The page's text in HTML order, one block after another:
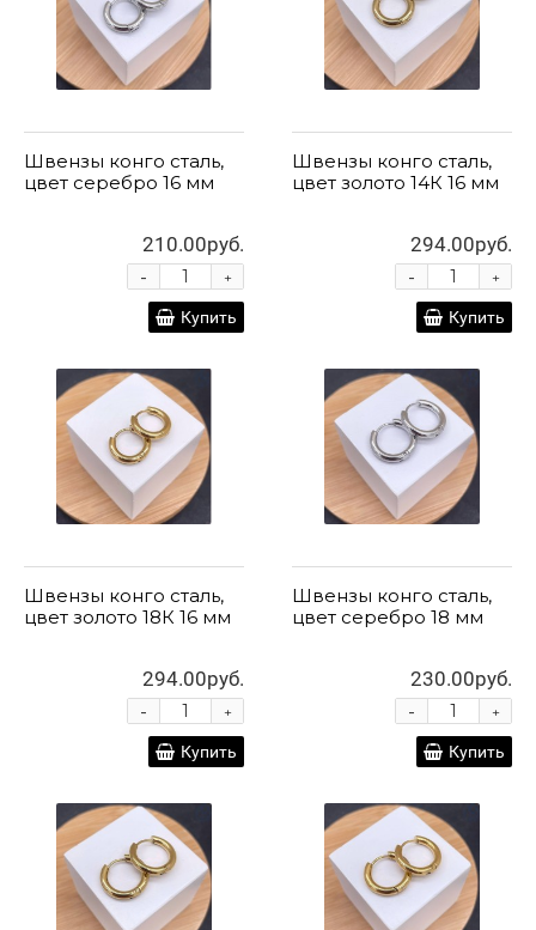
Швензы конго сталь,
цвет серебро 16 мм
210.00руб.
+
-
Купить
Швензы конго сталь,
цвет золото 14К 16 мм
294.00руб.
+
-
Купить
Швензы конго сталь,
цвет золото 18К 16 мм
294.00руб.
+
-
Купить
Швензы конго сталь,
цвет серебро 18 мм
230.00руб.
+
-
Купить